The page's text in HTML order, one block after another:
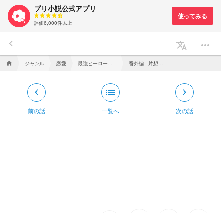
プリ小説公式アプリ
評価6,000件以上
keyboard_arrow_left translate more_horiz
home ジャンル 恋愛
keyboard_arrow_left
前の話
list
一覧へ
keyboard_arrow_right
次の話